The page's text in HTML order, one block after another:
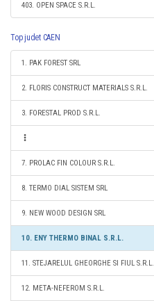
403. OPEN SPACE S.R.L.
Top judet CAEN
1. PAK FOREST SRL
2. FLORIS CONSTRUCT MATERIALS S.R.L.
3. FORESTAL PROD S.R.L.
7. PROLAC FIN COLOUR S.R.L.
8. TERMO DIAL SISTEM SRL
9. NEW WOOD DESIGN SRL
10. ENY THERMO BINAL S.R.L.
11. STEJARELUL GHEORGHE SI FIUL S.R.L.
12. META-NEFEROM S.R.L.